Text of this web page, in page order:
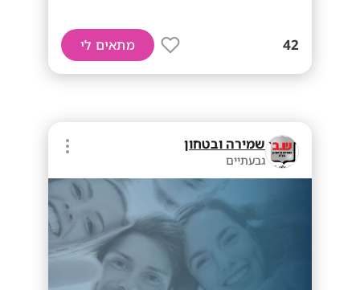
42 מתאים לי
שמירה ובטחון
גבעתיים